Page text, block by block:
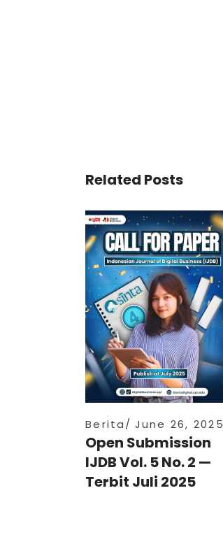
Related Posts
Berita June 26, 2025
Open Submission
IJDB Vol. 5 No. 2 —
Terbit Juli 2025